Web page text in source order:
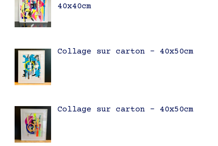
40x40cm
Collage sur carton – 40x50cm
Collage sur carton – 40x50cm